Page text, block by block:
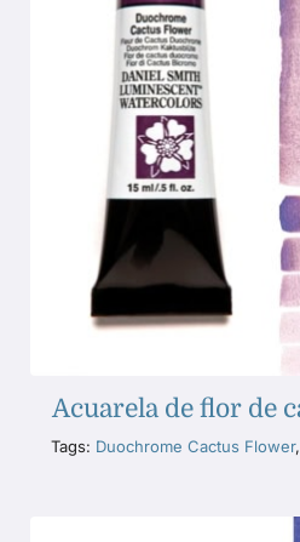
Acuarela de flor de
Tags: Duochrome Cactus Flower,